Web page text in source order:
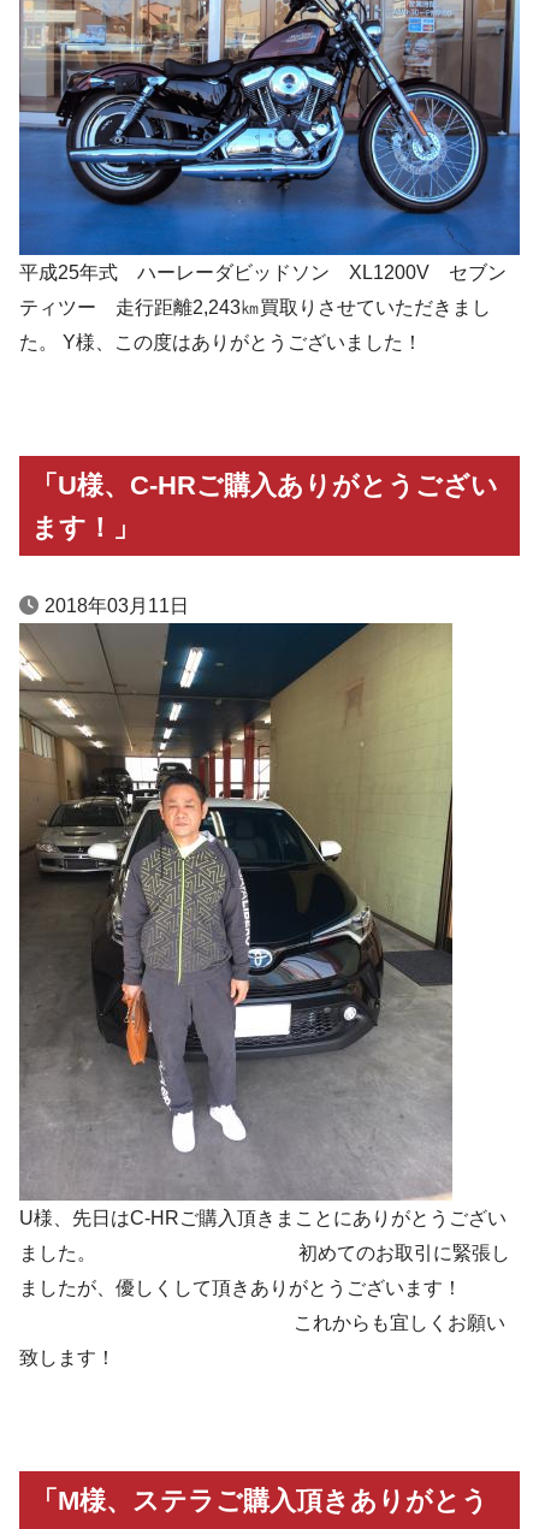
平成25年式 ハーレーダビッドソン XL1200V セブン
ティツー 走行距離2,243㎞買取りさせていただきまし
た。 Y様、この度はありがとうございました！
「U様、C-HRご購入ありがとうござい
ます！」
2018年03月11日
U様、先日はC-HRご購入頂きまことにありがとうござい
ました。 初めてのお取引に緊張し
ましたが、優しくして頂きありがとうございます！
これからも宜しくお願い
致します！
「M様、ステラご購入頂きありがとう